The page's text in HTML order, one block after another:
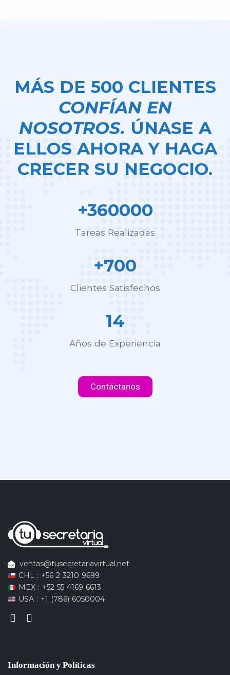
MÁS DE 500 CLIENTES
CONFÍAN EN
NOSOTROS. ÚNASE A
ELLOS AHORA Y HAGA
CRECER SU NEGOCIO.
+360000
Tareas Realizadas
+700
Clientes Satisfechos
14
Años de Experiencia
Contáctanos
ventas@tusecretariavirtual.net
CHL : +56 2 3210 9699
MEX : +52 55 4169 6613
USA : +1 (786) 6050004
Información y Políticas